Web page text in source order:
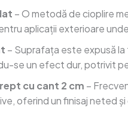
– O metodă de cioplire
aplicații exterioare
– Suprafața este expusă
se un efect dur, potrivit
cu cant 2 cm –
oferind un finisaj neted și